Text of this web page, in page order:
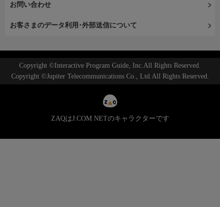
お問い合わせ
お客さまのデータ利用･外部送信について
Copyright ©Interactive Program Guide, Inc.All Rights Reserved.
Copyright ©Jupiter Telecommunications Co., Ltd.All Rights Reserved.
ZAQはJ:COM NETのキャラクターです